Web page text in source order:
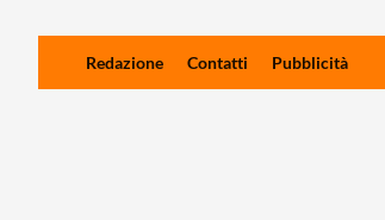
Redazione Contatti Pubblicità